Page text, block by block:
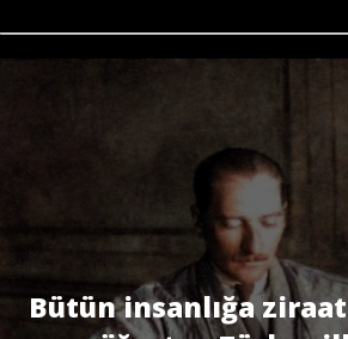
Bütün insanlığa